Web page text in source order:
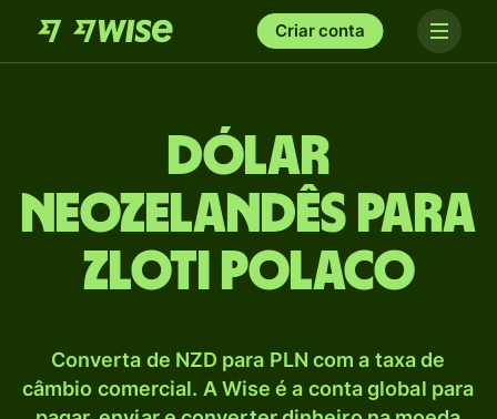
Criar conta
Dólar
neozelandês para
Zloti polaco
Converta de NZD para PLN com a taxa de
câmbio comercial. A Wise é a conta global para